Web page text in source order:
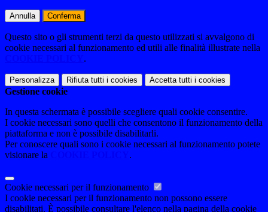
Annulla Conferma
Questo sito o gli strumenti terzi da questo utilizzati si avvalgono di
cookie necessari al funzionamento ed utili alle finalità illustrate nella
.
Personalizza Rifiuta tutti i cookies Accetta tutti i cookies
Gestione cookie
In questa schermata è possibile scegliere quali cookie consentire.
I cookie necessari sono quelli che consentono il funzionamento della
piattaforma e non è possibile disabilitarli.
Per conoscere quali sono i cookie necessari al funzionamento potete
visionare la
.
Cookie necessari per il funzionamento
I cookie necessari per il funzionamento non possono essere
disabilitati. È possibile consultare l'elenco nella pagina della cookie